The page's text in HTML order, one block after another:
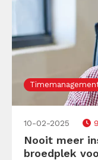
10-02-2025
Nooit meer
broedplek